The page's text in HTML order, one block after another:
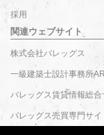
採用
関連ウェブサイト
株式会社バレッグス
一級建築士設計事務所
バレッグス賃貸情報総合
バレッグス売買専門サイ